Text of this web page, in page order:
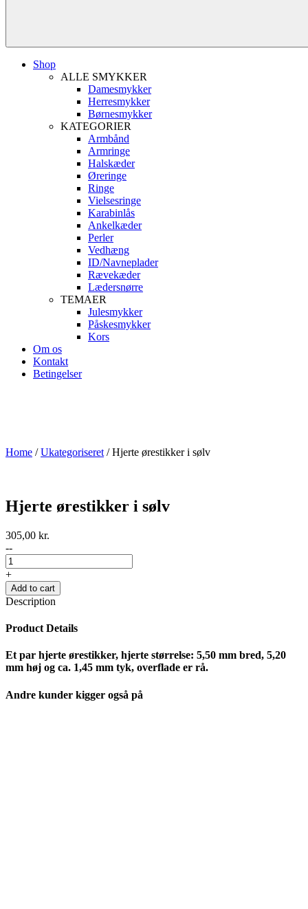
Shop
ALLE SMYKKER
Damesmykker
Herresmykker
Børnesmykker
KATEGORIER
Armbånd
Armringe
Halskæder
Øreringe
Ringe
Vielsesringe
Karabinlås
Ankelkæder
Perler
Vedhæng
ID/Navneplader
Rævekæder
Lædersnørre
TEMAER
Julesmykker
Påskesmykker
Kors
Om os
Kontakt
Betingelser
Home /Ukategoriseret / Hjerte ørestikker i sølv
Hjerte ørestikker i sølv
305,00 kr.
--
+
Add to cart
Description
Product Details
Et par hjerte ørestikker, hjerte størrelse: 5,50 mm bred, 5,20
mm høj og ca. 1,45 mm tyk, overflade er rå.
Andre kunder kigger også på